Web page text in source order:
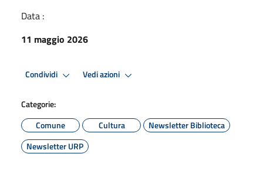
Data :
11 maggio 2026
Condividi Vedi azioni
Categorie:
Comune
Cultura
Newsletter Biblioteca
Newsletter URP